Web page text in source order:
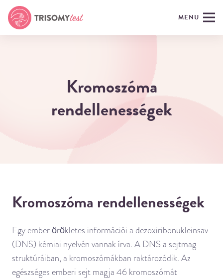
MENU
Kromoszóma
rendellenességek
Kromoszóma rendellenességek
Egy ember örökletes információi a dezoxiribonukleinsav
(DNS) kémiai nyelvén vannak írva. A DNS a sejtmag
struktúráiban, a kromoszómákban raktározódik. Az
egészséges emberi sejt magja 46 kromoszómát